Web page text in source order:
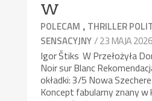
W
POLECAM , THRILLER
SENSACYJNY/ 23 MAJA 2026
Igor Štiks W Przełożyła
Noir sur Blanc
okładki: 3/5 Nowa
Koncept fabularny znany